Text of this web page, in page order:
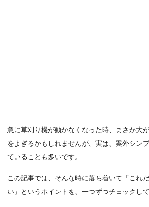
急に草刈り機が動かなくなった時、まさか大
をよぎるかもしれませんが、実は、案外シン
ていることも多いです。
この記事では、そんな時に落ち着いて「これ
い」というポイントを、一つずつチェックして